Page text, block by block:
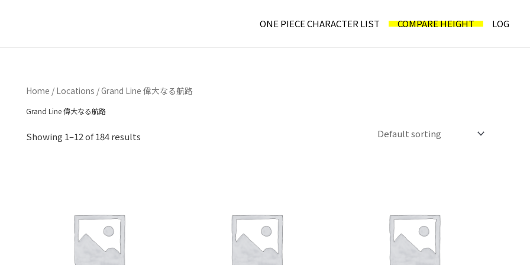
ONE PIECE CHARACTER LIST COMPARE HEIGHT LOG
Home / Locations / Grand Line 偉大なる航路
Grand Line 偉大なる航路
Showing 1–12 of 184 results